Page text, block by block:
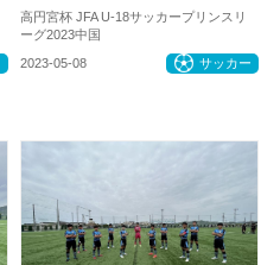
高円宮杯 JFA U-18サッカープリンスリ
ーグ2023中国
2023-05-08 サッカー